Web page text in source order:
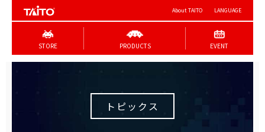
About TAITO LANGUAGE
STORE PRODUCTS EVENT
トピックス